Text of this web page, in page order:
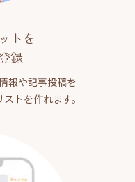
トを
録
報や記事投稿を
トを作れます。